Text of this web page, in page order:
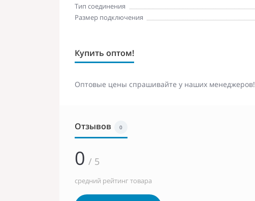
Тип соединения
Размер подключения
Купить оптом!
Оптовые цены спрашивайте у наших менеджеров!
Отзывов 0
0 / 5
средний рейтинг товара